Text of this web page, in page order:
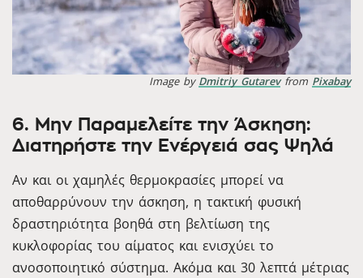
Image by Dmitriy Gutarevfrom Pixabay
6. Μην Παραμελείτε την Άσκηση:
Διατηρήστε την Ενέργειά σας Ψηλά
Αν και οι χαμηλές θερμοκρασίες μπορεί να
αποθαρρύνουν την άσκηση, η τακτική φυσική
δραστηριότητα βοηθά στη βελτίωση της
κυκλοφορίας του αίματος και ενισχύει το
ανοσοποιητικό σύστημα. Ακόμα και 30 λεπτά μέτριας